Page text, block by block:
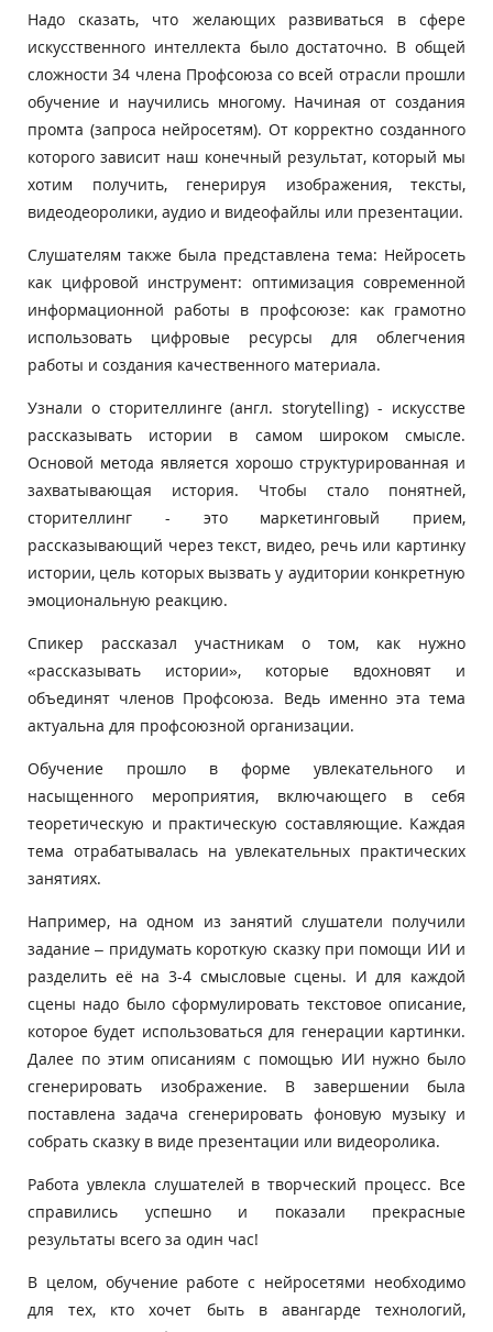
Надо сказать, что желающих развиваться в сфере
искусственного интеллекта было достаточно. В общей
сложности 34 члена Профсоюза со всей отрасли прошли
обучение и научились многому. Начиная от создания
промта (запроса нейросетям). От корректно созданного
которого зависит наш конечный результат, который мы
хотим получить, генерируя изображения, тексты,
видеодеоролики, аудио и видеофайлы или презентации.
Слушателям также была представлена тема: Нейросеть
как цифровой инструмент: оптимизация современной
информационной работы в профсоюзе: как грамотно
использовать цифровые ресурсы для облегчения
работы и создания качественного материала.
Узнали о сторителлинге (англ. storytelling) - искусстве
рассказывать истории в самом широком смысле.
Основой метода является хорошо структурированная и
захватывающая история. Чтобы стало понятней,
сторителлинг - это маркетинговый прием,
рассказывающий через текст, видео, речь или картинку
истории, цель которых вызвать у аудитории конкретную
эмоциональную реакцию.
Спикер рассказал участникам о том, как нужно
«рассказывать истории», которые вдохновят и
объединят членов Профсоюза. Ведь именно эта тема
актуальна для профсоюзной организации.
Обучение прошло в форме увлекательного и
насыщенного мероприятия, включающего в себя
теоретическую и практическую составляющие. Каждая
тема отрабатывалась на увлекательных практических
занятиях.
Например, на одном из занятий слушатели получили
задание – придумать короткую сказку при помощи ИИ и
разделить её на 3-4 смысловые сцены. И для каждой
сцены надо было сформулировать текстовое описание,
которое будет использоваться для генерации картинки.
Далее по этим описаниям с помощью ИИ нужно было
сгенерировать изображение. В завершении была
поставлена задача сгенерировать фоновую музыку и
собрать сказку в виде презентации или видеоролика.
Работа увлекла слушателей в творческий процесс. Все
справились успешно и показали прекрасные
результаты всего за один час!
В целом, обучение работе с нейросетями необходимо
для тех, кто хочет быть в авангарде технологий,